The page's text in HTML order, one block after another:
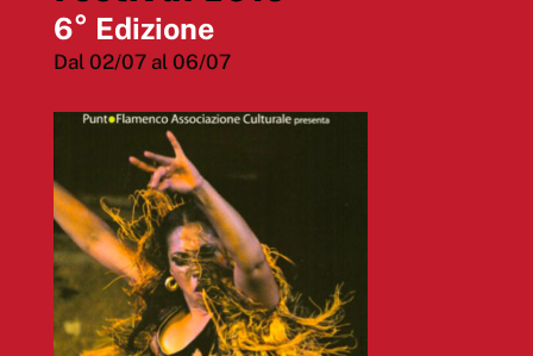
6° Edizione
Dal 02/07 al 06/07